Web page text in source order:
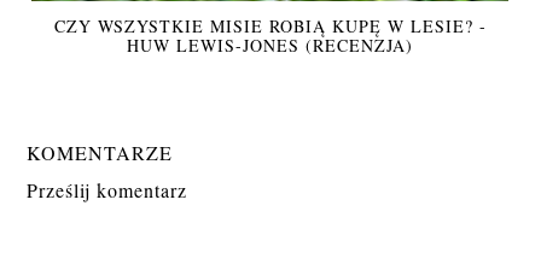
CZY WSZYSTKIE MISIE ROBIĄ KUPĘ W LESIE? -
HUW LEWIS-JONES (RECENZJA)
KOMENTARZE
Prześlij komentarz